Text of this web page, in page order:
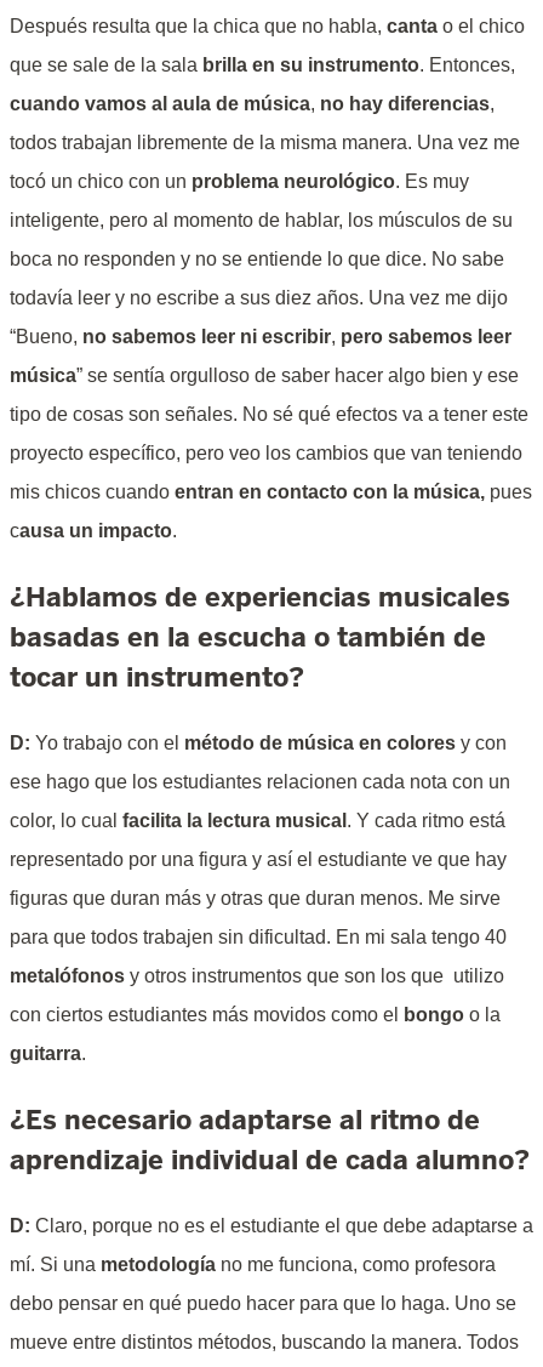
Después resulta que la chica que no habla, canta o el chico
que se sale de la sala brilla en su instrumento. Entonces,
cuando vamos al aula de música, no hay diferencias,
todos trabajan libremente de la misma manera. Una vez me
tocó un chico con un problema neurológico. Es muy
inteligente, pero al momento de hablar, los músculos de su
boca no responden y no se entiende lo que dice. No sabe
todavía leer y no escribe a sus diez años. Una vez me dijo
“Bueno, no sabemos leer ni escribir, pero sabemos leer
música” se sentía orgulloso de saber hacer algo bien y ese
tipo de cosas son señales. No sé qué efectos va a tener este
proyecto específico, pero veo los cambios que van teniendo
mis chicos cuando entran en contacto con la música, pues
causa un impacto.
¿Hablamos de experiencias musicales
basadas en la escucha o también de
tocar un instrumento?
D: Yo trabajo con el método de música en colores y con
ese hago que los estudiantes relacionen cada nota con un
color, lo cual facilita la lectura musical . Y cada ritmo está
representado por una figura y así el estudiante ve que hay
figuras que duran más y otras que duran menos. Me sirve
para que todos trabajen sin dificultad. En mi sala tengo 40
metalófonos y otros instrumentos que son los que utilizo
con ciertos estudiantes más movidos como el
bongo o la
guitarra.
¿Es necesario adaptarse al ritmo de
aprendizaje individual de cada alumno?
D: Claro, porque no es el estudiante el que debe adaptarse a
mí. Si una metodología no me funciona, como profesora
debo pensar en qué puedo hacer para que lo haga. Uno se
mueve entre distintos métodos, buscando la manera. Todos